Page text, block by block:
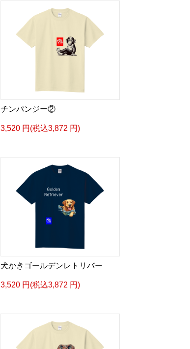
チンパンジー②
3,520 円(税込3,872 円)
犬かきゴールデンレトリバー
3,520 円(税込3,872 円)